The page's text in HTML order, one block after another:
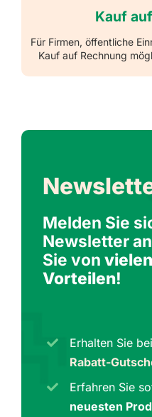
Kauf
Für Firmen, öffentliche
Kauf auf Rechnung
Melden Sie
Newsletter
Sie von
Vorteilen!
Erhalten Sie
Rabatt-
Erfahren Sie
neuesten